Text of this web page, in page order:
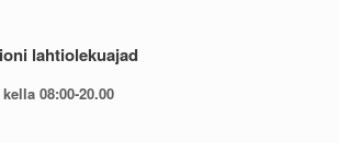
lahtiolekuajad
08:00-20.00